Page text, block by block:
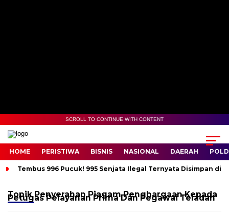
SCROLL TO CONTINUE WITH CONTENT
HOME PERISTIWA BISNIS NASIONAL DAERAH
Tembus 996 Pucuk! 995 Senjata Ilegal Ternyata Disimpan di
TopikPenyerahan Piagam Penghargaan Kepada
Petugas Pelayanan Prima Dan Pegawai Teladan